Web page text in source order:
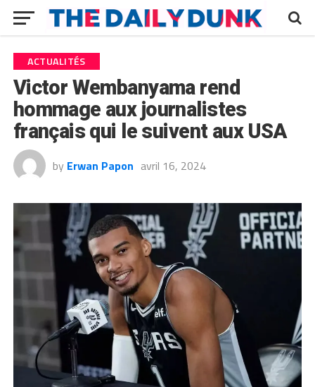
ACTUALITÉS
Victor Wembanyama rend
hommage aux journalistes
français qui le suivent aux USA
by Erwan Papon avril 16, 2024